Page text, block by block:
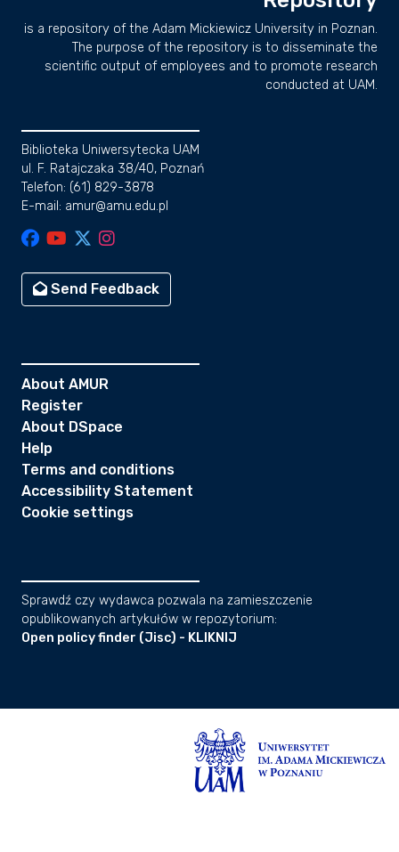
is a repository of the Adam Mickiewicz University in Poznan.
The purpose of the repository is to disseminate the
scientific output of employees and to promote research
conducted at UAM.
Biblioteka Uniwersytecka UAM
ul. F. Ratajczaka 38/40, Poznań
Telefon: (61) 829-3878
E-mail: amur@amu.edu.pl
Send Feedback
About AMUR
Register
About DSpace
Help
Terms and conditions
Accessibility Statement
Cookie settings
Sprawdź czy wydawca pozwala na zamieszczenie
opublikowanych artykułów w repozytorium:
Open policy finder (Jisc) - KLIKNIJ